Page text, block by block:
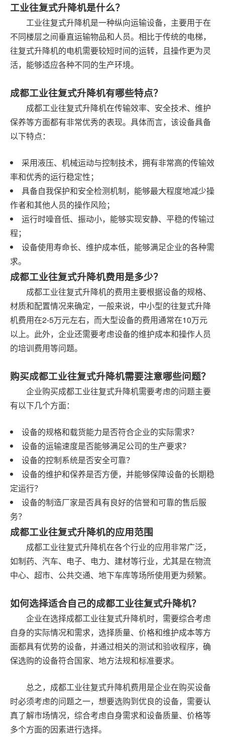
工业往复式升降机是什么？
工业往复式升降机是一种纵向运输设备，主要用于在
不同楼层之间垂直运输物品和人员。相比于传统的电梯，
往复式升降机的电机需要较短时间的运转，且操作更为灵
活，能够适应各种不同的生产环境。
成都工业往复式升降机有哪些特点？
成都工业往复式升降机在传输效率、安全技术、维护
保养等方面都有非常优秀的表现。具体而言，该设备具备
以下特点：
采用液压、机械运动与控制技术，拥有非常高的传输效
率和优秀的运行稳定性；
具备自我保护和安全检测机制，能够最大程度地减少操
作者和其他人员的操作风险；
运行时噪音低、振动小，能够实现安静、平稳的传输过
程；
设备使用寿命长、维护成本低，能够满足企业的各种需
求。
成都工业往复式升降机费用是多少？
成都工业往复式升降机的费用主要根据设备的规格、
材质和配置情况来确定，一般来说，中小型的往复式升降
机费用在2-5万元左右，而大型设备的费用通常在10万元
以上。此外，企业还需要考虑设备的维护成本和操作人员
的培训费用等问题。
购买成都工业往复式升降机需要注意哪些问题？
企业购买成都工业往复式升降机需要考虑的问题主要
有以下几个方面：
设备的规格和载货能力是否符合企业的实际需求？
设备的运输速度是否能够满足公司的生产要求？
设备的控制系统是否安全可靠？
设备的维护和保养是否方便，并能够保障设备的长期稳
定运行？
设备的制造厂家是否具有良好的信誉和可靠的售后服
务？
成都工业往复式升降机的应用范围
成都工业往复式升降机在各个行业的应用非常广泛，
如制药、汽车、电子、电力、建材等行业，尤其是在物流
中心、超市、公共交通、地下车库等场所使用更为频繁。
如何选择适合自己的成都工业往复式升降机？
企业在选择成都工业往复式升降机时，需要综合考虑
自身的实际情况和需求，选择质量、价格和维护成本等方
面都具有优势的设备，并通过相关的测试和验收程序，确
保选购的设备符合国家、地方法规和标准要求。
总之，成都工业往复式升降机费用是企业在购买设备
时必须考虑的问题之一，想要选购到优良的设备，需要认
真了解市场情况，综合考虑自身需求和设备质量、价格等
多个方面的因素进行选择。